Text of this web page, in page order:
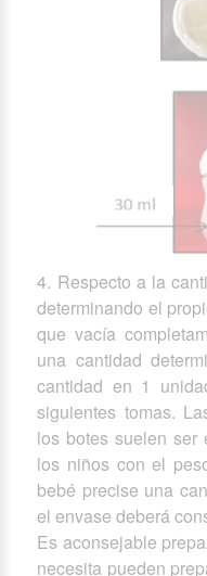
4. Respecto a la
determinando el
que vacía
una cantidad
cantidad en 1
siguientes tomas.
los botes suelen ser
los niños con el
bebé precise una
el envase deberá
Es aconsejable
necesita pueden